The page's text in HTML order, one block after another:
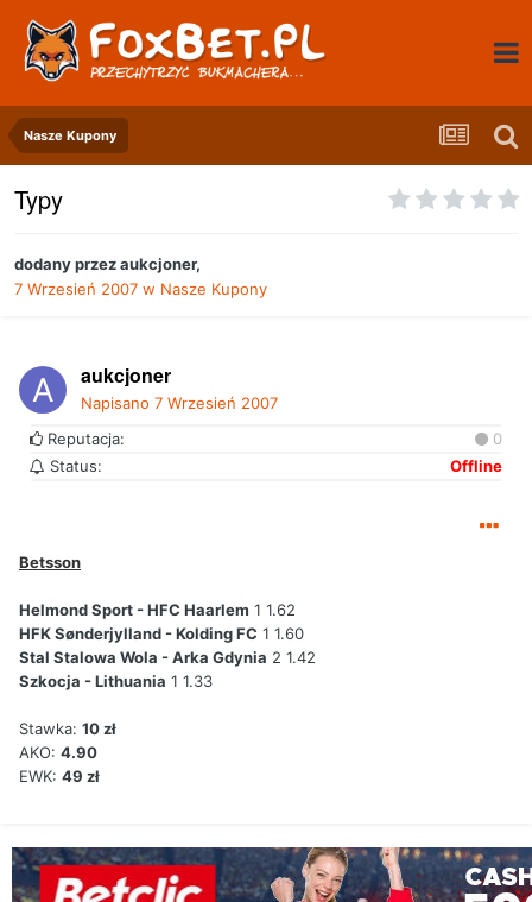
Nasze Kupony
Typy
dodany przezaukcjoner,
7 Wrzesień 2007 w Nasze Kupony
aukcjoner
Napisano 7 Wrzesień 2007
Reputacja:
0
Status:
Offline
Betsson
Helmond Sport - HFC Haarlem 1 1.62
HFK Sønderjylland - Kolding FC 1 1.60
Stal Stalowa Wola - Arka Gdynia 2 1.42
Szkocja - Lithuania 1 1.33
Stawka: 10 zł
AKO: 4.90
EWK: 49 zł